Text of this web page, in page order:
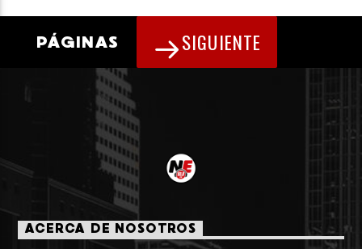
PÁGINAS SIGUIENTE
ACERCA DE NOSOTROS